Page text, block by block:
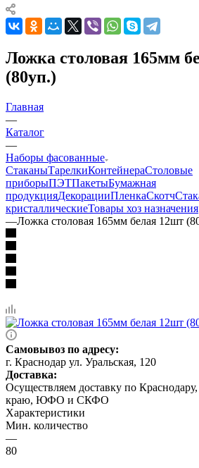
Ложка столовая 165мм
(80уп.)
Главная
—
Каталог
—
Наборы фасованные
СтаканыТарелкиКонтейнераСтоловые
приборыПЭТПакетыБумажная
продукцияДекорацииПленкаСкотч
кристаллическиеТовары хоз назначения
—Ложка столовая 165мм белая 12шт
Самовывоз по адресу:
г. Краснодар ул. Уральская, 120
Доставка:
Осуществляем доставку по
краю, ЮФО и СКФО
Характеристики
Мин. количество
—
80